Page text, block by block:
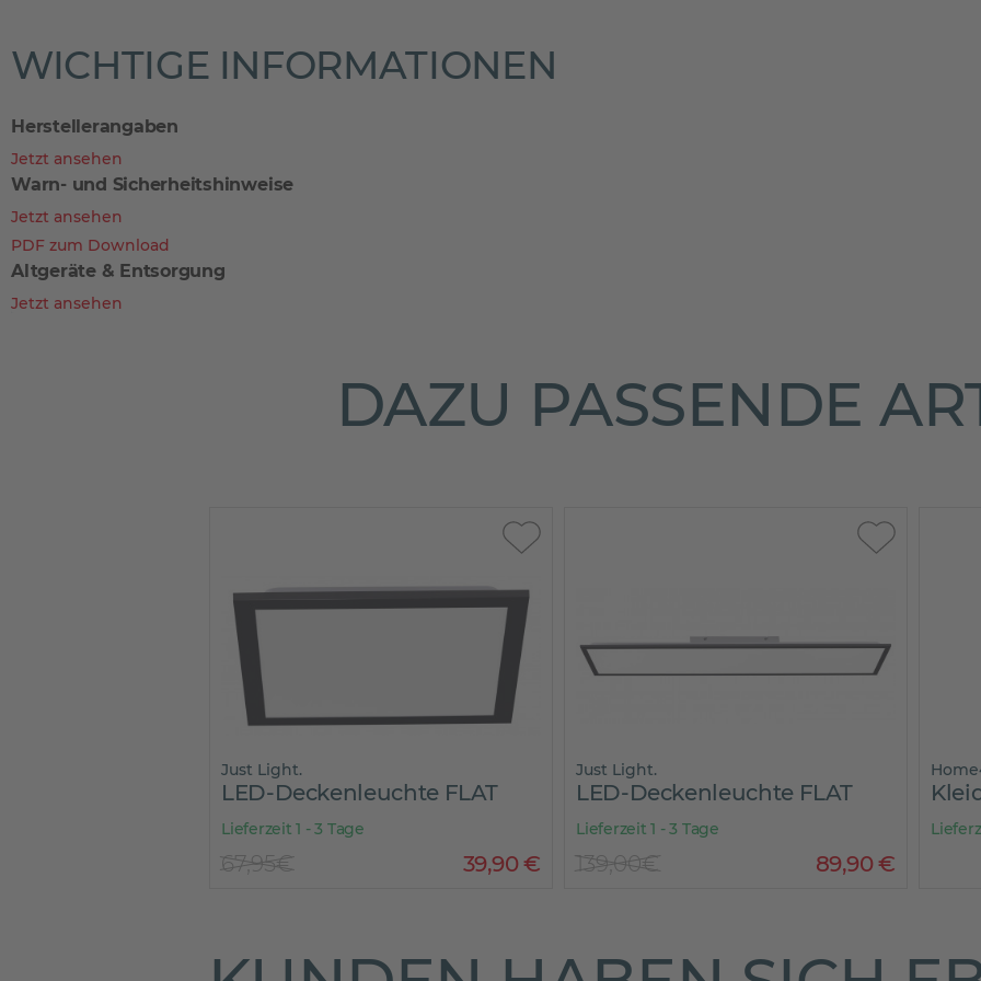
WICHTIGE INFORMATIONEN
Herstellerangaben
Jetzt ansehen
Warn- und Sicherheitshinweise
Jetzt ansehen
PDF zum Download
Altgeräte & Entsorgung
Jetzt ansehen
DAZU PASSENDE
Just Light.
LED-Deckenleuchte FLAT
Lieferzeit 1 - 3 Tage
39,90€
67,95€
Just Light.
LED-Deckenleuchte FLAT
Lieferzeit 1 - 3 Tage
89,90€
139,00€